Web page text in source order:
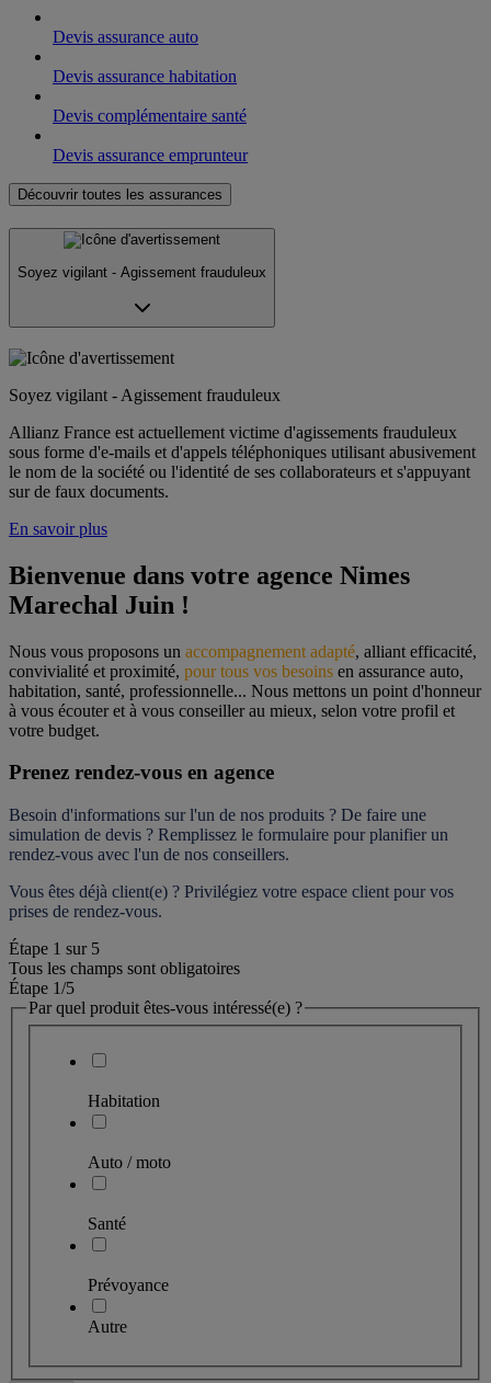
Devis assurance auto
Devis assurance habitation
Devis complémentaire santé
Devis assurance emprunteur
Découvrir toutes les assurances
Soyez vigilant - Agissement frauduleux
Soyez vigilant - Agissement frauduleux
Allianz France est actuellement victime d'agissements frauduleux
sous forme d'e-mails et d'appels téléphoniques utilisant abusivement
le nom de la société ou l'identité de ses collaborateurs et s'appuyant
sur de faux documents.
En savoir plus
Bienvenue dans votre agence Nimes
Marechal Juin !
Nous vous proposons un accompagnement adapté, alliant efficacité,
convivialité et proximité, pour tous vos besoins en assurance auto,
habitation, santé, professionnelle... Nous mettons un point d'honneur
à vous écouter et à vous conseiller au mieux, selon votre profil et
votre budget.
Prenez rendez-vous en agence
Besoin d'informations sur l'un de nos produits ? De faire une
simulation de devis ? Remplissez le formulaire pour planifier un
rendez-vous avec l'un de nos conseillers.
Vous êtes déjà client(e) ? Privilégiez votre espace client pour vos
prises de rendez-vous.
Étape 1 sur 5
Tous les champs sont obligatoires
Étape 1/5
Par quel produit êtes-vous intéressé(e) ?
Habitation
Auto / moto
Santé
Prévoyance
Autre